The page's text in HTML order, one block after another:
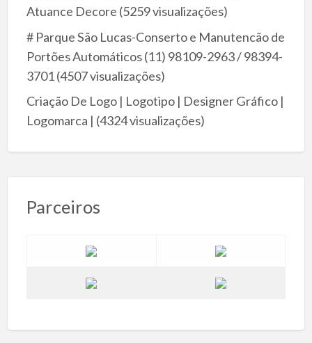
Atuance Decore (5259 visualizações)
# Parque São Lucas-Conserto e Manutencão de
Portões Automáticos (11) 98109-2963 / 98394-
3701(4507 visualizações)
Criação De Logo | Logotipo | Designer Gráfico |
Logomarca | (4324 visualizações)
Parceiros